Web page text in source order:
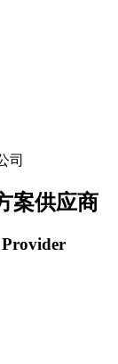
案供应商